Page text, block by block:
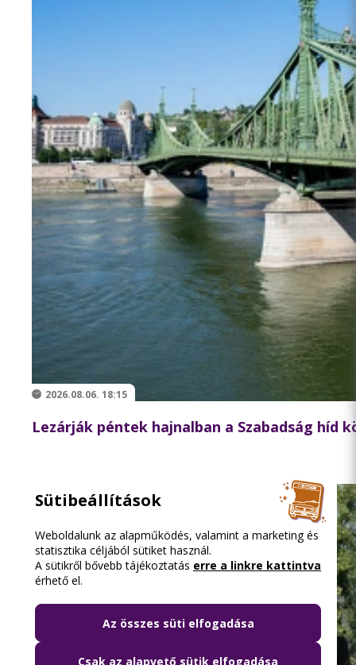
2026.08.06. 18:15
Lezárják péntek hajnalban a Szabadság híd
Sütibeállítások
Weboldalunk az alapműködés, valamint a marketing és
statisztika céljából sütiket használ.
A sütikről bővebb tájékoztatás erre a linkre kattintva
érhető el.
Az összes süti elfogadása
Csak az alapvető sütik elfogadása